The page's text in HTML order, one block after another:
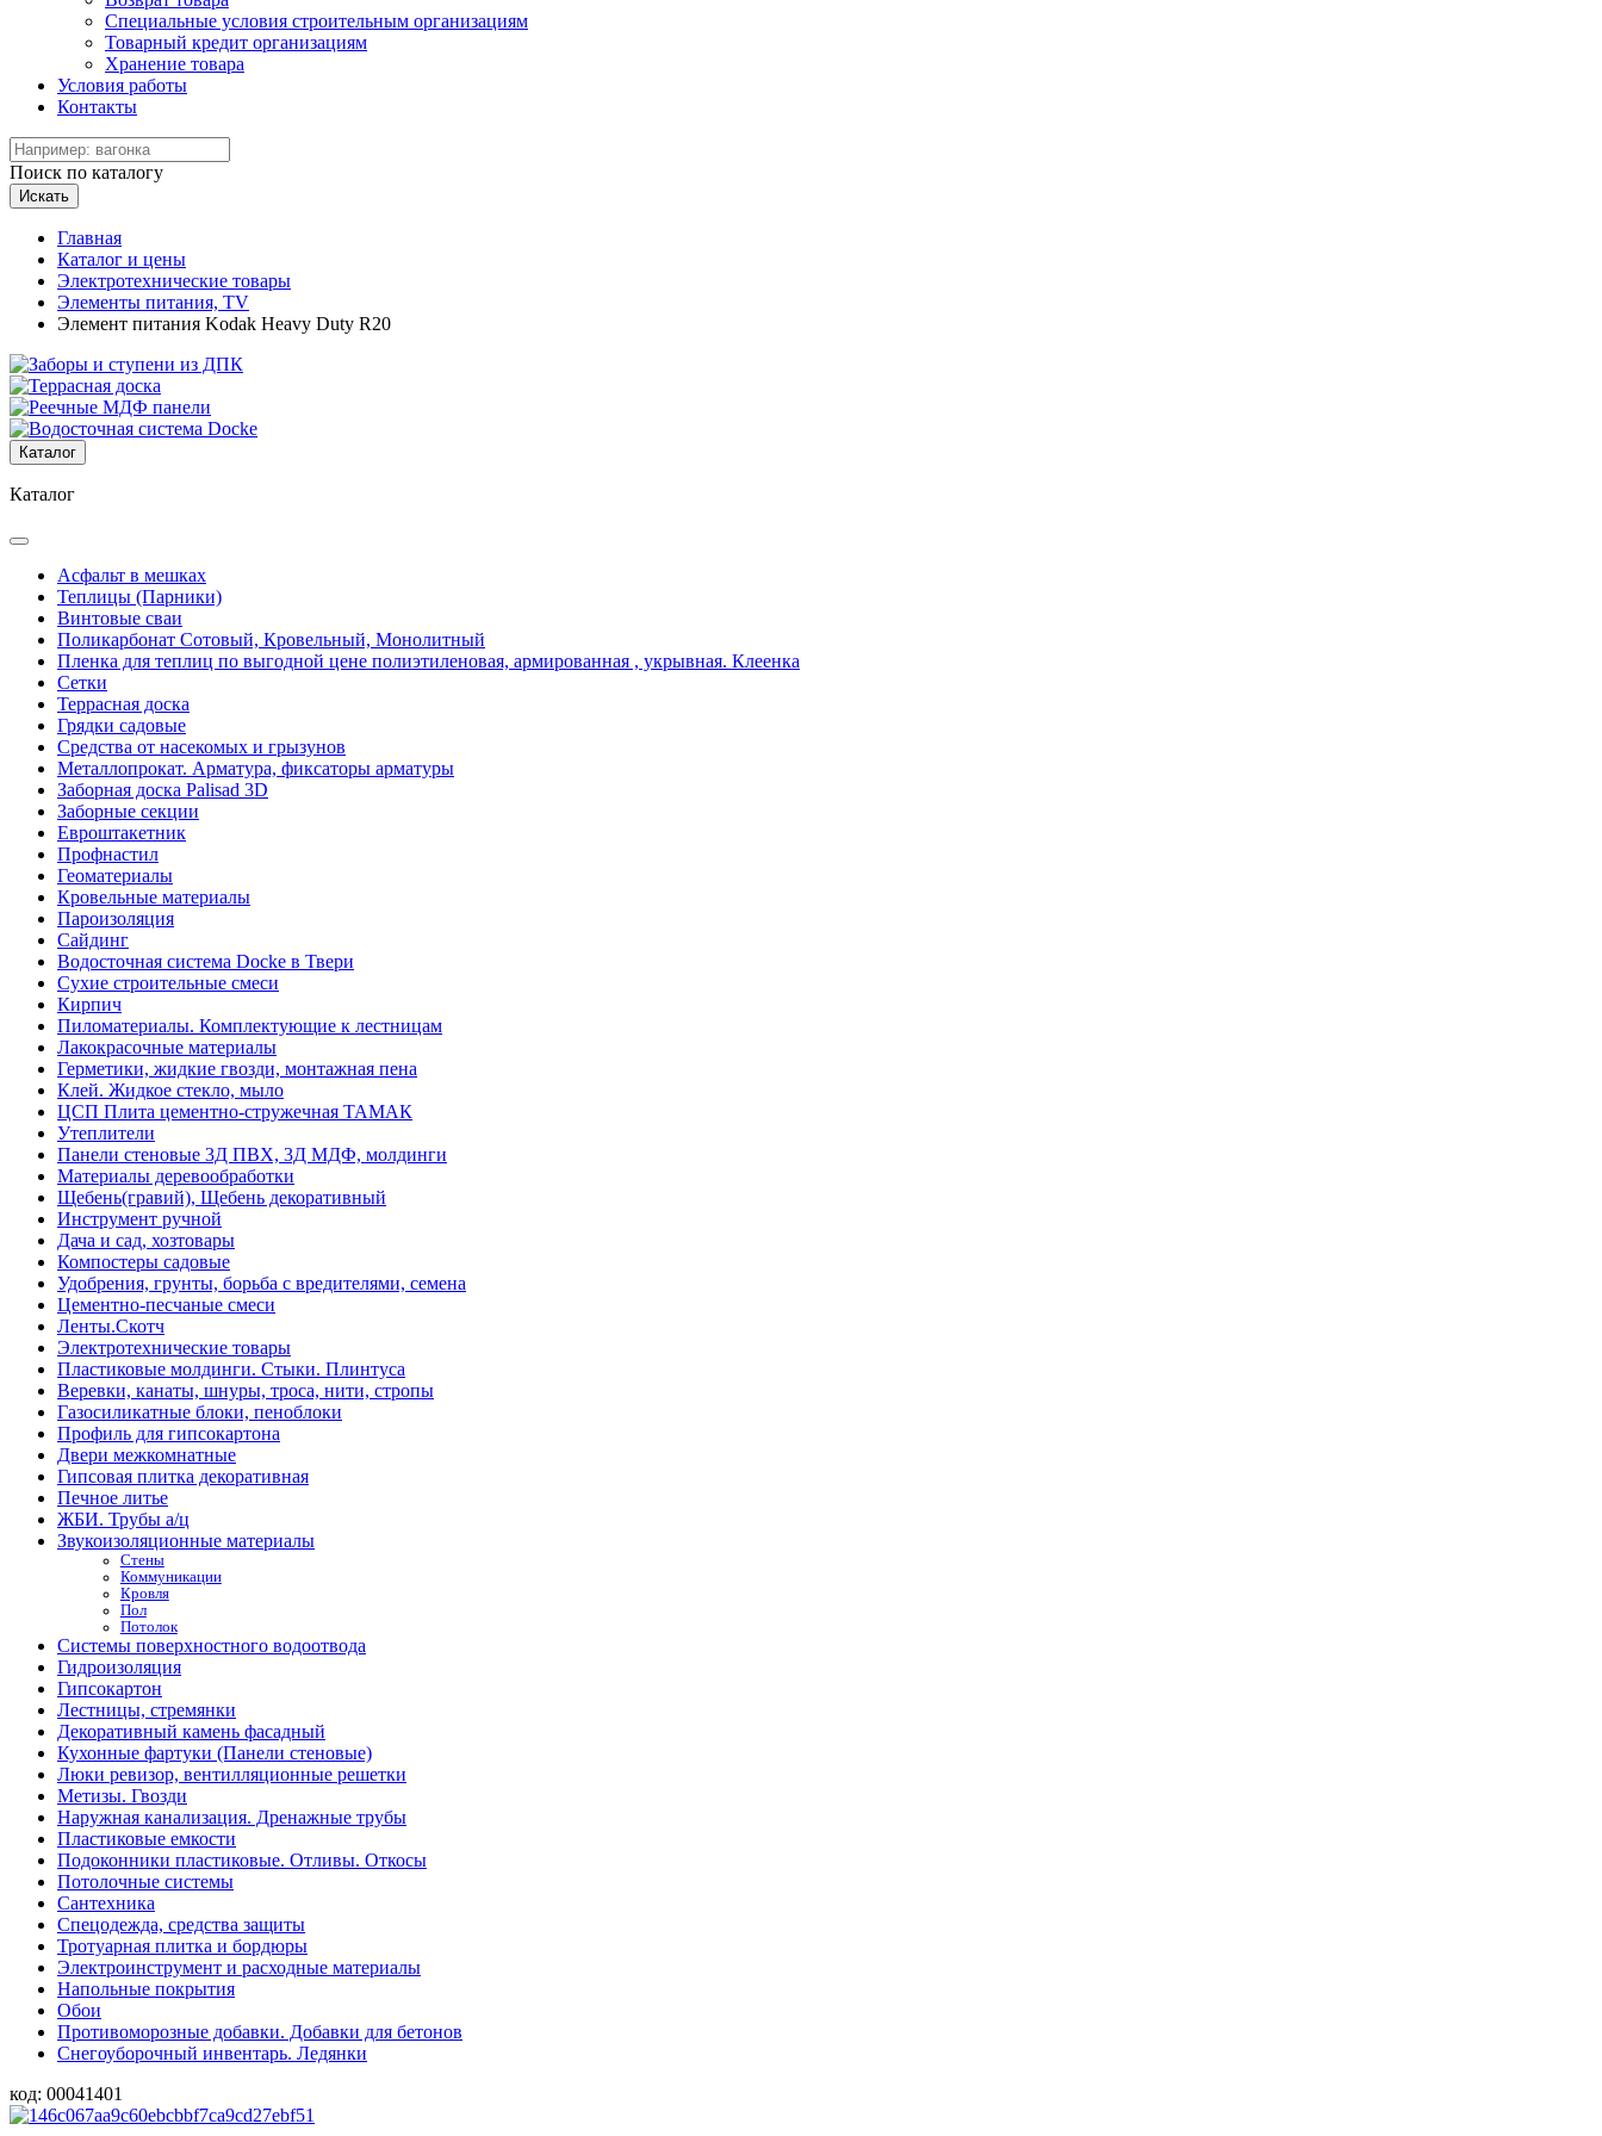
Специальные условия строительным организациям
Товарный кредит организациям
Хранение товара
Условия работы
Контакты
Поиск по каталогу
Искать
Главная
Каталог и цены
Электротехнические товары
Элементы питания, TV
Элемент питания Kodak Heavy Duty R20
Каталог
Каталог
Асфальт в мешках
Теплицы (Парники)
Винтовые сваи
Поликарбонат Сотовый, Кровельный, Монолитный
Пленка для теплиц по выгодной цене полиэтиленовая, армированная , укрывная. Клеенка
Сетки
Террасная доска
Грядки садовые
Средства от насекомых и грызунов
Металлопрокат. Арматура, фиксаторы арматуры
Заборная доска Palisad 3D
Заборные секции
Евроштакетник
Профнастил
Геоматериалы
Кровельные материалы
Пароизоляция
Сайдинг
Водосточная система Docke в Твери
Сухие строительные смеси
Кирпич
Пиломатериалы. Комплектующие к лестницам
Лакокрасочные материалы
Герметики, жидкие гвозди, монтажная пена
Клей. Жидкое стекло, мыло
ЦСП Плита цементно-стружечная ТАМАК
Утеплители
Панели стеновые 3Д ПВХ, 3Д МДФ, молдинги
Материалы деревообработки
Щебень(гравий), Щебень декоративный
Инструмент ручной
Дача и сад, хозтовары
Компостеры садовые
Удобрения, грунты, борьба с вредителями, семена
Цементно-песчаные смеси
Ленты.Скотч
Электротехнические товары
Пластиковые молдинги. Стыки. Плинтуса
Веревки, канаты, шнуры, троса, нити, стропы
Газосиликатные блоки, пеноблоки
Профиль для гипсокартона
Двери межкомнатные
Гипсовая плитка декоративная
Печное литье
ЖБИ. Трубы а/ц
Звукоизоляционные материалы
Стены
Коммуникации
Кровля
Пол
Потолок
Системы поверхностного водоотвода
Гидроизоляция
Гипсокартон
Лестницы, стремянки
Декоративный камень фасадный
Кухонные фартуки (Панели стеновые)
Люки ревизор, вентилляционные решетки
Метизы. Гвозди
Наружная канализация. Дренажные трубы
Пластиковые емкости
Подоконники пластиковые. Отливы. Откосы
Потолочные системы
Сантехника
Спецодежда, средства защиты
Тротуарная плитка и бордюры
Электроинструмент и расходные материалы
Напольные покрытия
Обои
Противоморозные добавки. Добавки для бетонов
Снегоуборочный инвентарь. Ледянки
код: 00041401